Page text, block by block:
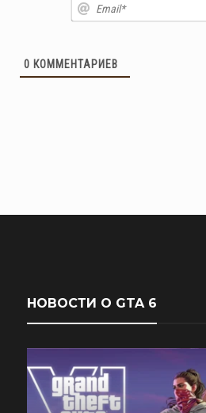
0 КОММЕНТАРИЕВ
НОВОСТИ О GTA 6